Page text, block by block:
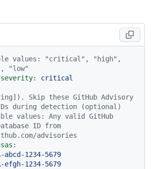
values: "critical", "high",
"low"
critical
Skip these GitHub Advisory
during detection (optional)
values: Any valid GitHub
ID from
advisories
abcd-1234-5679
efgh-1234-5679